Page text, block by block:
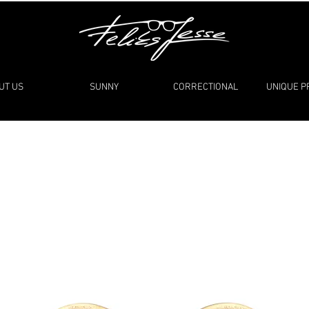
US SUNNY CORRECTIONAL UNIQUE